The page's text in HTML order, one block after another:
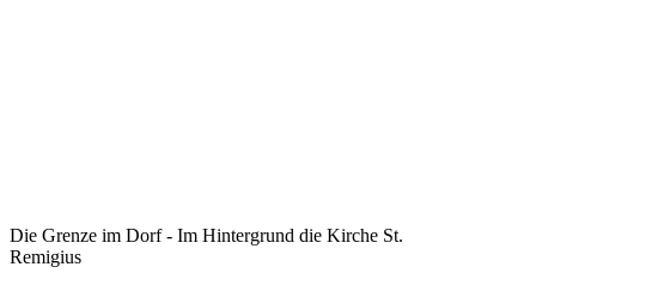
Die Grenze im Dorf - Im Hintergrund die Kirche St.
Remigius